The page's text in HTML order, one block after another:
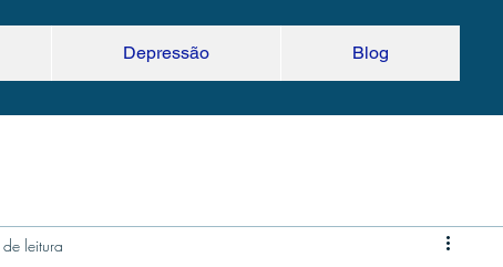
Depressão Blog
leitura